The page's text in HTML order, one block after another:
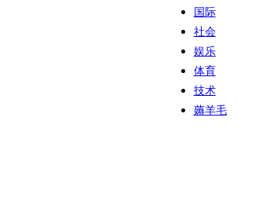
国际
社会
娱乐
体育
技术
薅羊毛